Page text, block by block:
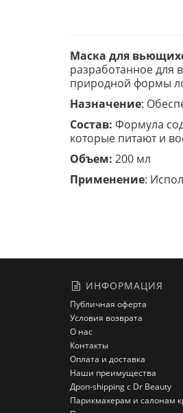
Маска для
разработанное для
природной формы
Назначение:
Состав: Формула
которые питают и
Объем: 200 мл
Применение:
ИНФОРМАЦИЯ
Публичная оферта
Условия возврата
О нас
Контакты
Оплата и доставка
Наши преимущества
Дроп-shipping с Dr Beauty
Парикмахерам и салонам